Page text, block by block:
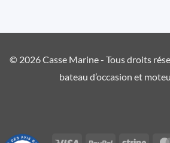
© 2026 Casse Marine - Tous droits
bateau d’occasion et